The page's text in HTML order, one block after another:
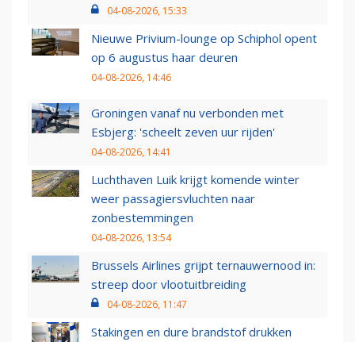
04-08-2026, 15:33
Nieuwe Privium-lounge op Schiphol opent
op 6 augustus haar deuren
04-08-2026, 14:46
Groningen vanaf nu verbonden met
Esbjerg: 'scheelt zeven uur rijden'
04-08-2026, 14:41
Luchthaven Luik krijgt komende winter
weer passagiersvluchten naar
zonbestemmingen
04-08-2026, 13:54
Brussels Airlines grijpt ternauwernood in:
streep door vlootuitbreiding
04-08-2026, 11:47
Stakingen en dure brandstof drukken